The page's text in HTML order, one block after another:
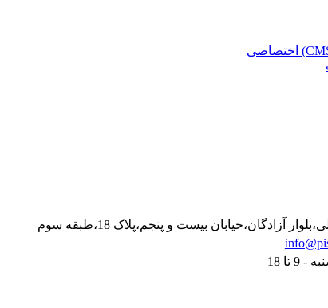
آزادگان،خیابان بیست و پنجم،پلاک 18،طبقه سوم
تا 18